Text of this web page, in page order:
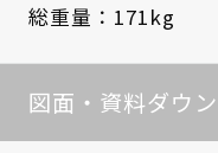
総重量：171kg
図面・資料ダウ